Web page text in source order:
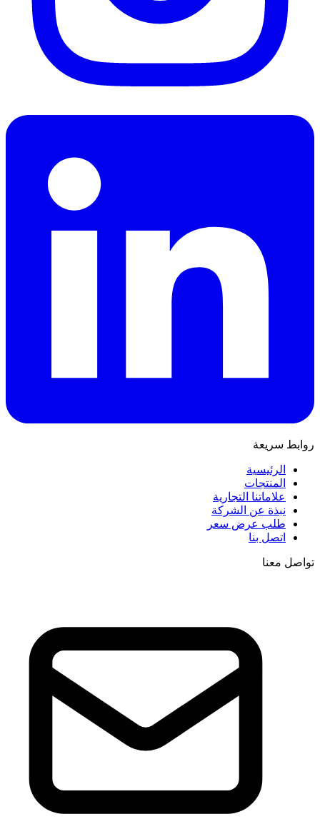
روابط سريعة
الرئيسية
المنتجات
علاماتنا التجارية
نبذة عن الشركة
طلب عرض سعر
اتصل بنا
تواصل معنا